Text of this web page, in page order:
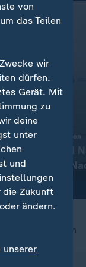
Liveblog
Aktuelle Entwicklungen
Iran-Krieg und
Konflikt: Alle
Liveblog
nach oben
von
das Teilen
wir
dürfen.
Gerät. Mit
zu
deine
unter
und
die Zukunft
ändern.
unserer